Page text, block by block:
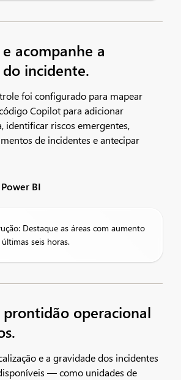
acompanhe a
incidente.
foi configurado para mapear
Copilot para adicionar
identificar riscos emergentes,
de incidentes e antecipar
BI
Destaque as áreas com aumento
seis horas.
prontidão operacional
e a gravidade dos incidentes
— como unidades de